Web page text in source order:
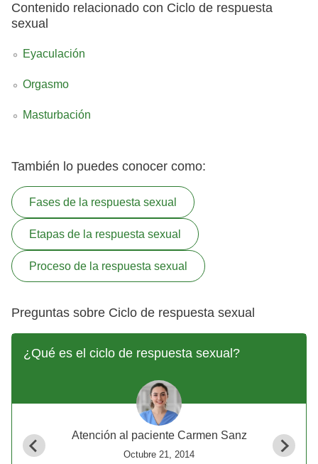
Contenido relacionado con Ciclo de respuesta
sexual
Eyaculación
Orgasmo
Masturbación
También lo puedes conocer como:
Fases de la respuesta sexual
Etapas de la respuesta sexual
Proceso de la respuesta sexual
Preguntas sobre Ciclo de respuesta sexual
¿Qué es el ciclo de respuesta sexual?
Atención al paciente Carmen Sanz
Octubre 21, 2014